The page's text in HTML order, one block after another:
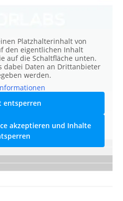
Platzhalterinhalt von
den eigentlichen Inhalt
auf die Schaltfläche unten.
dabei Daten an Drittanbieter
werden.
entsperren
akzeptieren und Inhalte